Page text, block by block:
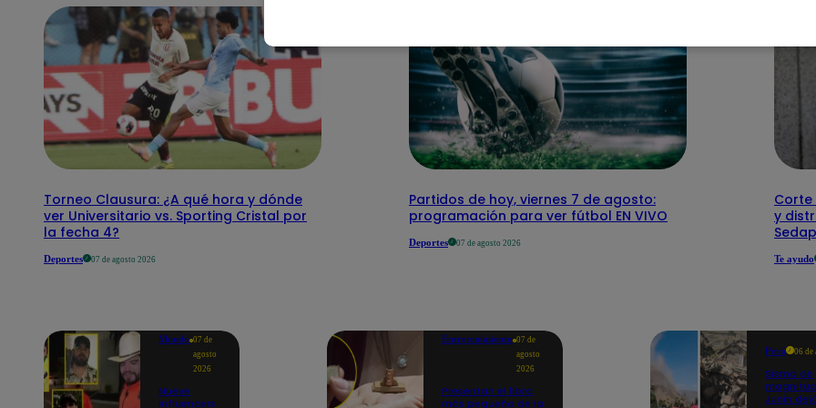
Torneo Clausura: ¿A qué hora y dónde
ver Universitario vs. Sporting Cristal por
la fecha 4?
Deportes 07 de agosto 2026
Partidos de hoy, viernes 7 de agosto:
programación para ver fútbol EN VIVO
Deportes 07 de agosto 2026
Corte
y
Te ayudo
Mundo 07 de
agosto
2026
Nueve
influencers
Entretenimiento 07 de
agosto
2026
Presentan el libro
más pequeño de la
Perú 06 de
Sismo de
Junín